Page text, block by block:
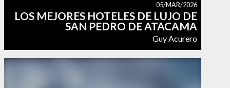
LOS MEJORES HOTELES DE LUJO DE
SAN PEDRO DE ATACAMA
Guy Acurero
05/MAR/2026